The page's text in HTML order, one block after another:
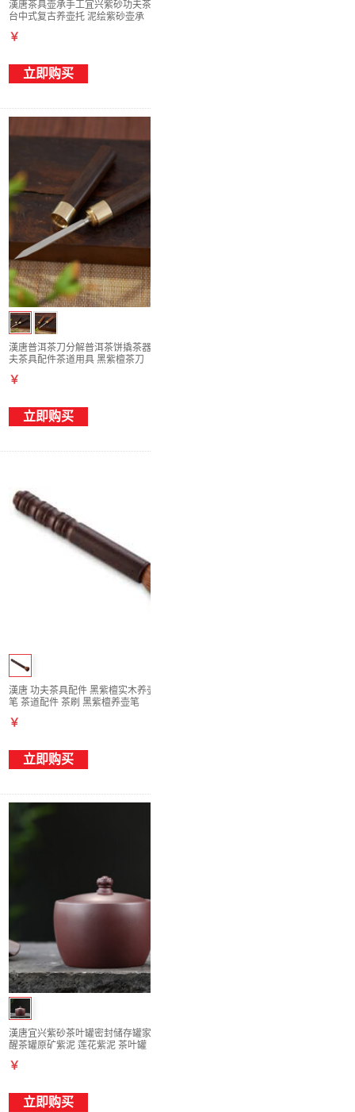
漢唐茶具壶承手工宜兴紫砂功夫茶道配件干泡
台中式复古养壶托 泥绘紫砂壶承
￥
立即购买
漢唐普洱茶刀分解普洱茶饼撬茶器茶砖实木功
夫茶具配件茶道用具 黑紫檀茶刀
￥
立即购买
漢唐 功夫茶具配件 黑紫檀实木养壶笔 柔软茶
笔 茶道配件 茶刷 黑紫檀养壶笔
￥
立即购买
漢唐宜兴紫砂茶叶罐密封储存罐家用茶叶防潮
醒茶罐原矿紫泥 莲花紫泥 茶叶罐
￥
立即购买